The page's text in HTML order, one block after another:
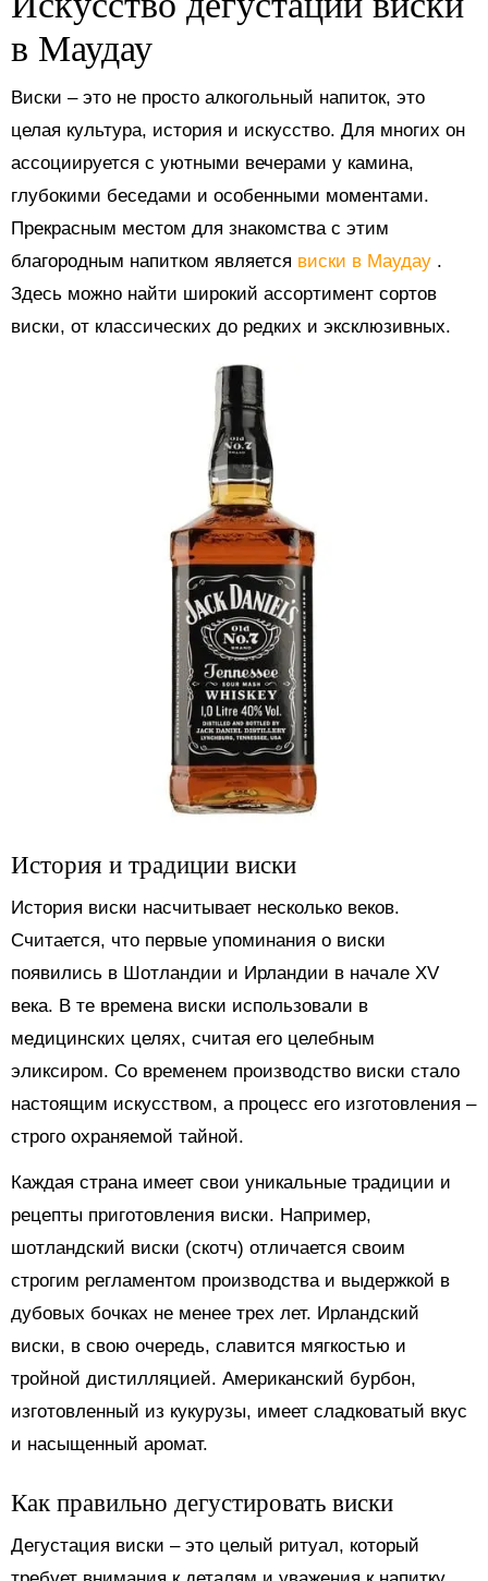
в Маудау
Виски – это не просто алкогольный напиток, это
целая культура, история и искусство. Для многих он
ассоциируется с уютными вечерами у камина,
глубокими беседами и особенными моментами.
Прекрасным местом для знакомства с этим
благородным напитком является виски в Маудау .
Здесь можно найти широкий ассортимент сортов
виски, от классических до редких и эксклюзивных.
История и традиции виски
История виски насчитывает несколько веков.
Считается, что первые упоминания о виски
появились в Шотландии и Ирландии в начале XV
века. В те времена виски использовали в
медицинских целях, считая его целебным
эликсиром. Со временем производство виски стало
настоящим искусством, а процесс его изготовления –
строго охраняемой тайной.
Каждая страна имеет свои уникальные традиции и
рецепты приготовления виски. Например,
шотландский виски (скотч) отличается своим
строгим регламентом производства и выдержкой в
дубовых бочках не менее трех лет. Ирландский
виски, в свою очередь, славится мягкостью и
тройной дистилляцией. Американский бурбон,
изготовленный из кукурузы, имеет сладковатый вкус
и насыщенный аромат.
Как правильно дегустировать виски
Дегустация виски – это целый ритуал, который